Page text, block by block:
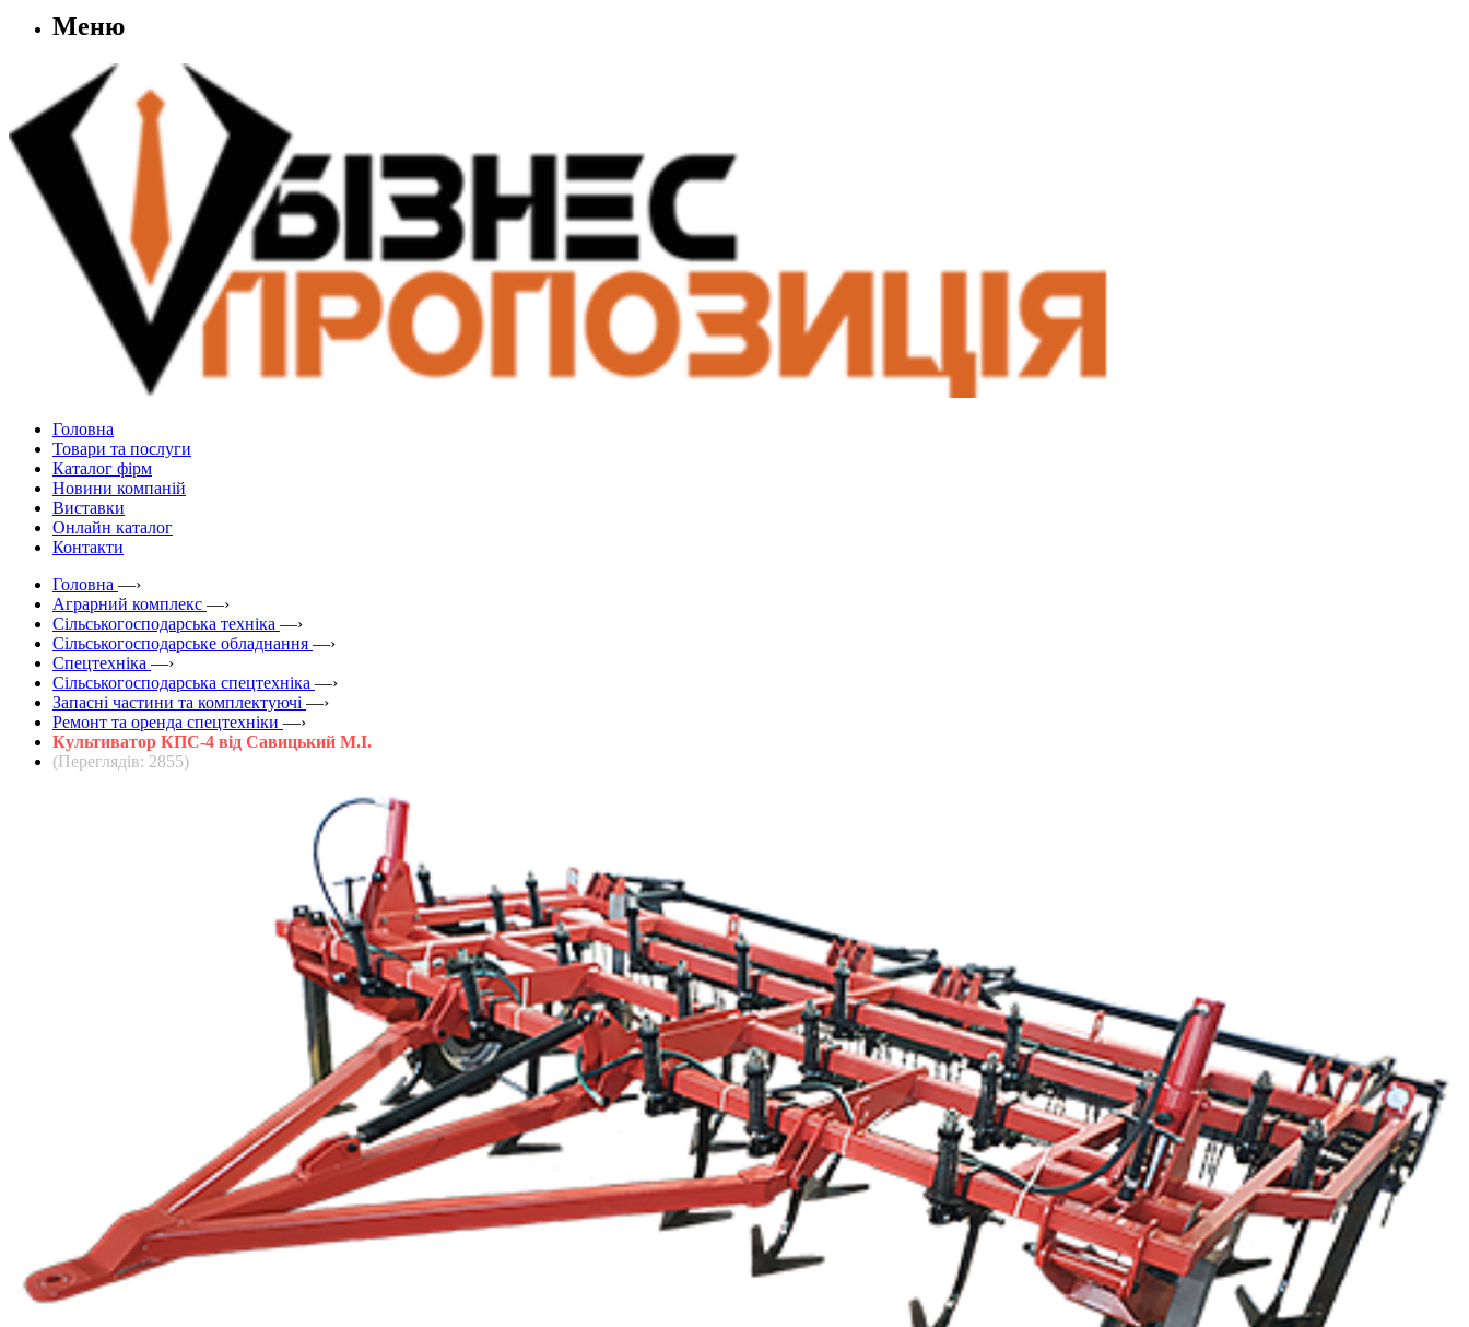
Меню
Головна
Товари та послуги
Каталог фірм
Новини компаній
Виставки
Онлайн каталог
Контакти
Головна —›
Аграрний комплекс —›
Сільськогосподарська техніка —›
Сільськогосподарське обладнання —›
Спецтехніка —›
Сільськогосподарська спецтехніка —›
Запасні частини та комплектуючі —›
Ремонт та оренда спецтехніки —›
Культиватор КПС-4 від Савицький М.І.
(Переглядів: 2855)